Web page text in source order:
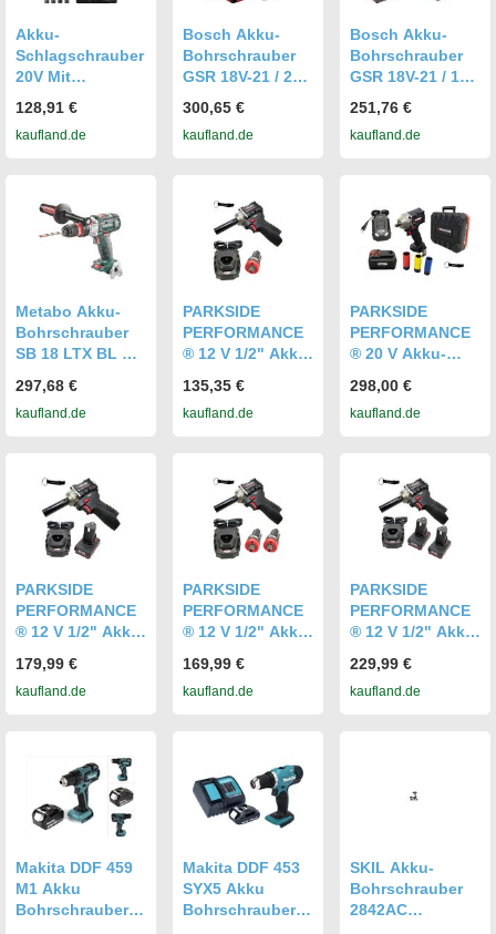
Akku-
Schlagschrauber
20V Mit
Motor, LED,
Ladegerät
128,91 €
kaufland.de
Bosch Akku-
Bohrschrauber
GSR 18V-21 / 2x
Ladegerät in L-
Boxx
300,65 €
kaufland.de
Bosch Akku-
Bohrschrauber
GSR 18V-21 / 1x
Ladegerät in L-
Case
251,76 €
kaufland.de
Metabo Akku-
Bohrschrauber
SB 18 LTX BL Q I
Akku/Ladegerät
297,68 €
kaufland.de
PARKSIDE
PERFORMANCE
® 12 V 1/2" Akku-
PPDSSA 12-Li
inkl. Akku (2 Ah)
135,35 €
kaufland.de
PARKSIDE
PERFORMANCE
® 20 V Akku-
1/2" PPDSSA 20-
Li / inkl. Akku
298,00 €
kaufland.de
PARKSIDE
PERFORMANCE
® 12 V 1/2" Akku-
PPDSSA 12-Li
inkl. Akku (4 Ah)
179,99 €
kaufland.de
PARKSIDE
PERFORMANCE
® 12 V 1/2" Akku-
PPDSSA 12-Li
inkl. 2 Akkus (2
169,99 €
kaufland.de
PARKSIDE
PERFORMANCE
® 12 V 1/2" Akku-
PPDSSA 12-Li
inkl. 2 Akkus (4
229,99 €
kaufland.de
Makita DDF 459
M1 Akku
Bohrschrauber
Makita DDF 453
SYX5 Akku
Bohrschrauber
SKIL Akku-
Bohrschrauber
2842AC